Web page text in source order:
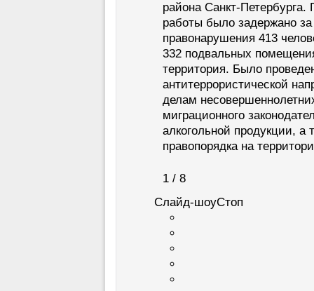
района Санкт-
работы было задержано
правонарушения 413
332 подвальных
территория. Было
антитеррористической
делам
миграционного
алкогольной продукции, а
правопорядка на
1 / 8
Слайд-шоуСтоп